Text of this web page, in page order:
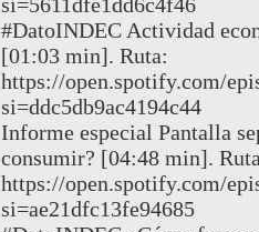
#DatoINDEC Actividad
[01:03 min]. Ruta:
https://open.spotify.com/
si=ddc5db9ac4194c44
Informe especial Pantalla
consumir? [04:48 min].
https://open.spotify.com/
si=ae21dfc13fe94685